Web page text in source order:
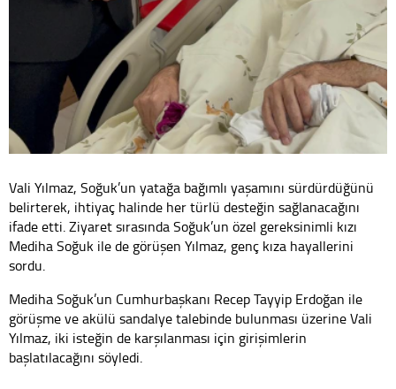
Vali Yılmaz, Soğuk’un yatağa bağımlı yaşamını sürdürdüğünü
belirterek, ihtiyaç halinde her türlü desteğin sağlanacağını
ifade etti. Ziyaret sırasında Soğuk’un özel gereksinimli kızı
Mediha Soğuk ile de görüşen Yılmaz, genç kıza hayallerini
sordu.
Mediha Soğuk’un Cumhurbaşkanı Recep Tayyip Erdoğan ile
görüşme ve akülü sandalye talebinde bulunması üzerine Vali
Yılmaz, iki isteğin de karşılanması için girişimlerin
başlatılacağını söyledi.